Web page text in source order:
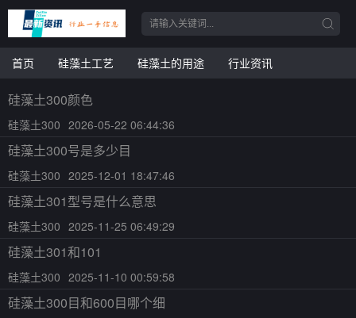
首页 硅藻土工艺 硅藻土的用途 行业资讯
硅藻土300颜色
硅藻土300 2026-05-22 06:44:36
硅藻土300号是多少目
硅藻土300 2025-12-01 18:47:46
硅藻土301型号是什么意思
硅藻土300 2025-11-25 06:49:29
硅藻土301和101
硅藻土300 2025-11-10 00:59:58
硅藻土300目和600目哪个细